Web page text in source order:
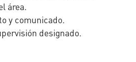
área.
y comunicado.
designado.